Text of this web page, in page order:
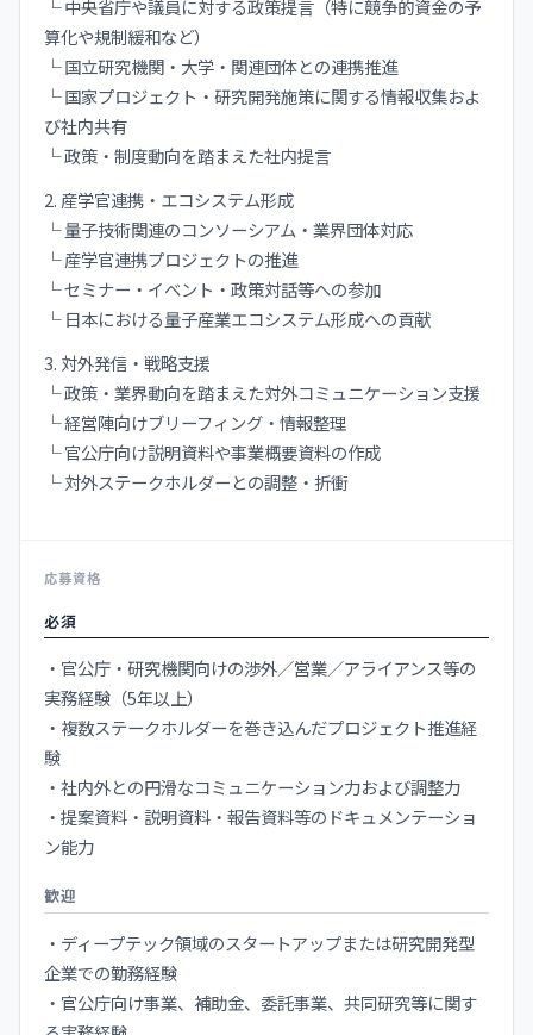
└ 中央省庁や議員に対する政策提言（特に競争的資金の予
算化や規制緩和など）
└ 国立研究機関・大学・関連団体との連携推進
└ 国家プロジェクト・研究開発施策に関する情報収集およ
び社内共有
└ 政策・制度動向を踏まえた社内提言
2. 産学官連携・エコシステム形成
└ 量子技術関連のコンソーシアム・業界団体対応
└ 産学官連携プロジェクトの推進
└ セミナー・イベント・政策対話等への参加
└ 日本における量子産業エコシステム形成への貢献
3. 対外発信・戦略支援
└ 政策・業界動向を踏まえた対外コミュニケーション支援
└ 経営陣向けブリーフィング・情報整理
└ 官公庁向け説明資料や事業概要資料の作成
└ 対外ステークホルダーとの調整・折衝
応募資格
必須
・官公庁・研究機関向けの渉外／営業／アライアンス等の
実務経験（5年以上）
・複数ステークホルダーを巻き込んだプロジェクト推進経
験
・社内外との円滑なコミュニケーション力および調整力
・提案資料・説明資料・報告資料等のドキュメンテーショ
ン能力
歓迎
・ディープテック領域のスタートアップまたは研究開発型
企業での勤務経験
・官公庁向け事業、補助金、委託事業、共同研究等に関す